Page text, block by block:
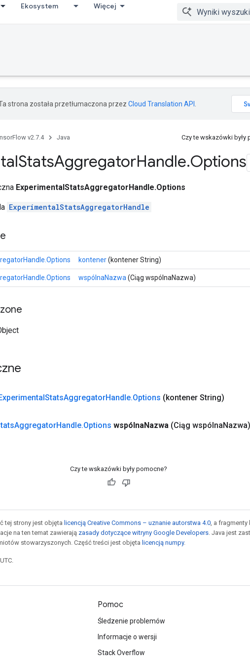
Ekosystem Więcej
strona została przetłumaczona przez Cloud Translation API
v2.7.4 Java Czy te wskazówki były
StatsAggregatorHandle.Options
ExperimentalStatsAggregatorHandle.Options
ExperimentalStatsAggregatorHandle
kontener(kontener String)
wspólnaNazwa (Ciąg wspólnaNazwa)
StatsAggregatorHandle.Options (kontener String)
AggregatorHandle.Options wspólnaNazwa (Ciąg wspólnaNazwa)
Czy te wskazówki były pomocne?
tej strony jest objęta licencją Creative Commons – uznanie autorstwa 4.0 , a
na ten temat zawierają zasady dotyczące witryny Google Developers . Java jest
stowarzyszonych. Część treści jest objęta licencją numpy.
Pomoc
Śledzenie problemów
Informacje o wersji
Stack Overflow